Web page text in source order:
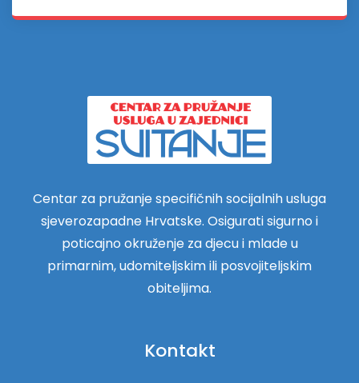
Centar za pružanje specifičnih socijalnih usluga
sjeverozapadne Hrvatske. Osigurati sigurno i
poticajno okruženje za djecu i mlade u
primarnim, udomiteljskim ili posvojiteljskim
obiteljima.
Kontakt